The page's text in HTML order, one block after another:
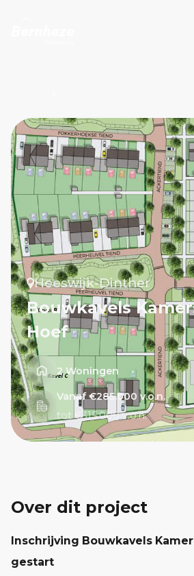
Heeswijk-Dinther
Bouwkavels
Hoef
2 Woningen
Vanaf €285.000 v.o.n.
tot €315.000 v.o.n.
Over dit project
Inschrijving Bouwkavels
gestart